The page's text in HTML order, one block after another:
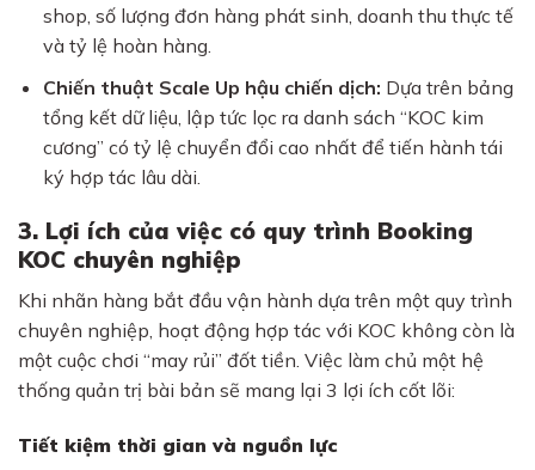
shop, số lượng đơn hàng phát sinh, doanh thu thực tế
và tỷ lệ hoàn hàng.
Chiến thuật Scale Up hậu chiến dịch: Dựa trên bảng
tổng kết dữ liệu, lập tức lọc ra danh sách “KOC kim
cương” có tỷ lệ chuyển đổi cao nhất để tiến hành tái
ký hợp tác lâu dài.
3. Lợi ích của việc có quy trình Booking
KOC chuyên nghiệp
Khi nhãn hàng bắt đầu vận hành dựa trên một quy trình
chuyên nghiệp, hoạt động hợp tác với KOC không còn là
một cuộc chơi “may rủi” đốt tiền. Việc làm chủ một hệ
thống quản trị bài bản sẽ mang lại 3 lợi ích cốt lõi:
Tiết kiệm thời gian và nguồn lực